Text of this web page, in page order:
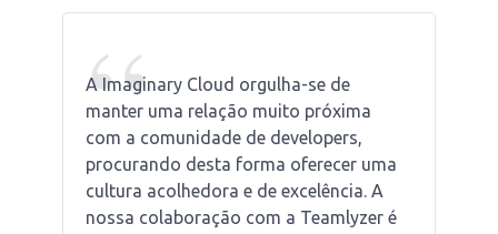
“
A Imaginary Cloud orgulha-se de
manter uma relação muito próxima
com a comunidade de developers,
procurando desta forma oferecer uma
cultura acolhedora e de excelência. A
nossa colaboração com a Teamlyzer é